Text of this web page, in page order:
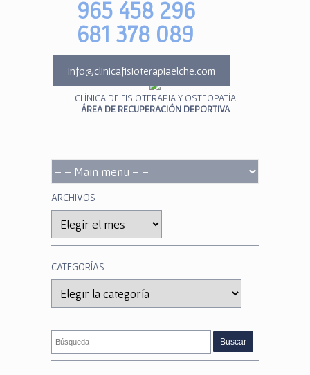
965 458 296
681 378 089
info@clinicafisioterapiaelche.com
CLÍNICA DE FISIOTERAPIA Y OSTEOPATÍA
ÁREA DE RECUPERACIÓN DEPORTIVA
ARCHIVOS
CATEGORÍAS